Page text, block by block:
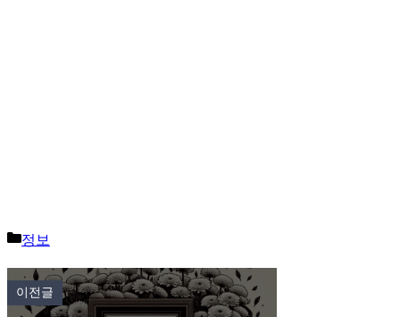
Categories
정보
이전글